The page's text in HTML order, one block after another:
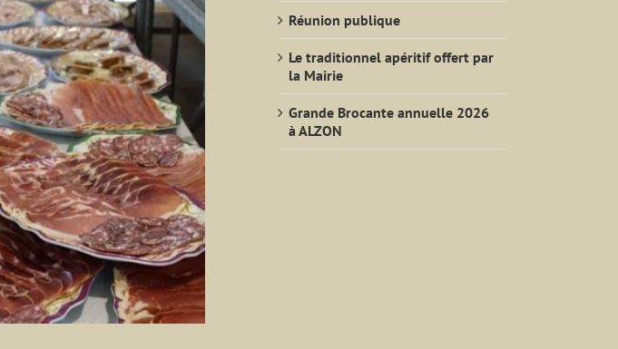
Réunion publique
Le traditionnel apéritif offert par
la Mairie
Grande Brocante annuelle 2026
à ALZON